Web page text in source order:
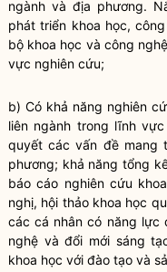
ngành và địa phương.
phát triển khoa học,
bộ khoa học và công
vực nghiên cứu;
b) Có khả năng nghiên
liên ngành trong lĩnh
quyết các vấn đề mang
phương; khả năng tổng
báo cáo nghiên cứu
nghị, hội thảo khoa học
các cá nhân có năng lực
nghệ và đổi mới sáng
khoa học với đào tạo và